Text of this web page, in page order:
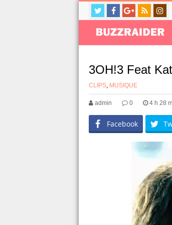
3OH!3 Feat
CLIPS, MUSIQUE
admin 0 4 h 28
Facebook